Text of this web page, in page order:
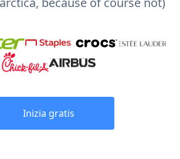
Inizia gratis